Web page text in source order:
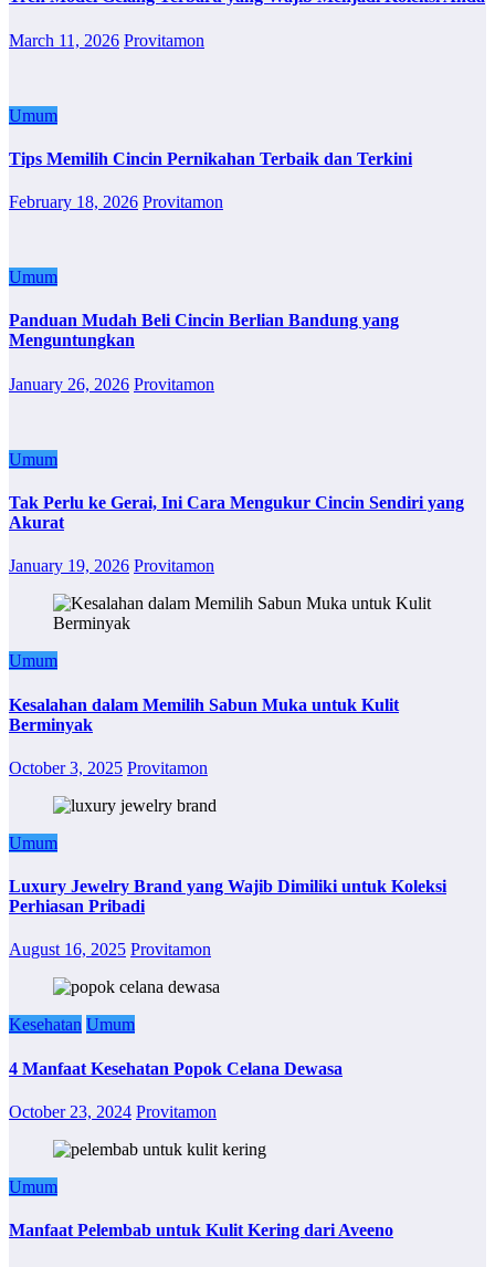
March 11, 2026 Provitamon
Umum
Tips Memilih Cincin Pernikahan Terbaik dan Terkini
February 18, 2026 Provitamon
Umum
Panduan Mudah Beli Cincin Berlian Bandung yang
Menguntungkan
January 26, 2026 Provitamon
Umum
Tak Perlu ke Gerai, Ini Cara Mengukur Cincin Sendiri yang
Akurat
January 19, 2026 Provitamon
Umum
Kesalahan dalam Memilih Sabun Muka untuk Kulit
Berminyak
October 3, 2025 Provitamon
Umum
Luxury Jewelry Brand yang Wajib Dimiliki untuk Koleksi
Perhiasan Pribadi
August 16, 2025 Provitamon
Kesehatan Umum
4 Manfaat Kesehatan Popok Celana Dewasa
October 23, 2024 Provitamon
Umum
Manfaat Pelembab untuk Kulit Kering dari Aveeno